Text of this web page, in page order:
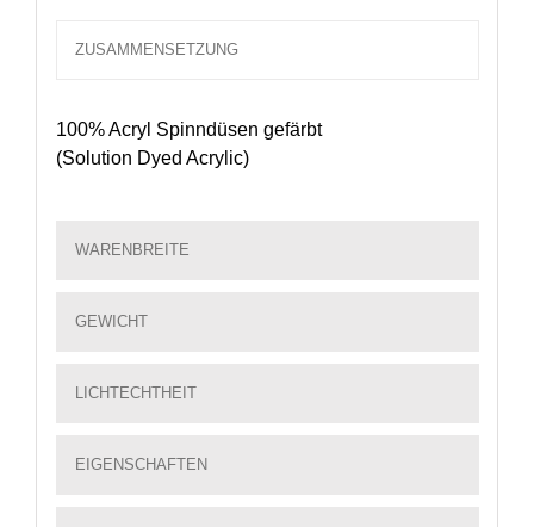
ZUSAMMENSETZUNG
100% Acryl Spinndüsen gefärbt
(Solution Dyed Acrylic)
WARENBREITE
GEWICHT
LICHTECHTHEIT
EIGENSCHAFTEN